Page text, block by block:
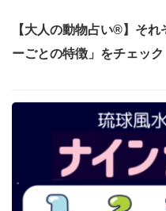
【大人の動物占い®】そ
ーごとの特徴」をチェック